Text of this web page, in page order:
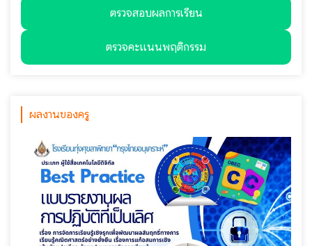
ตรวจสอบผลการเรียน
ตรวจคะแนนพฤติกรรม
ผลงานของครู